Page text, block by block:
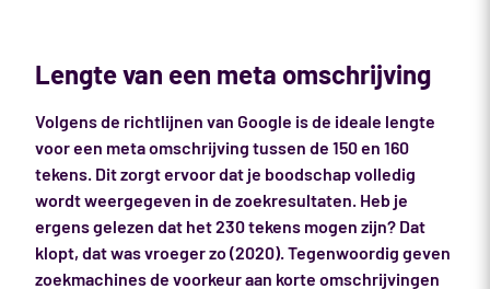
Lengte van een meta omschrijving
Volgens de richtlijnen van Google is de ideale lengte
voor een meta omschrijving tussen de 150 en 160
tekens. Dit zorgt ervoor dat je boodschap volledig
wordt weergegeven in de zoekresultaten. Heb je
ergens gelezen dat het 230 tekens mogen zijn? Dat
klopt, dat was vroeger zo (2020). Tegenwoordig geven
zoekmachines de voorkeur aan korte omschrijvingen